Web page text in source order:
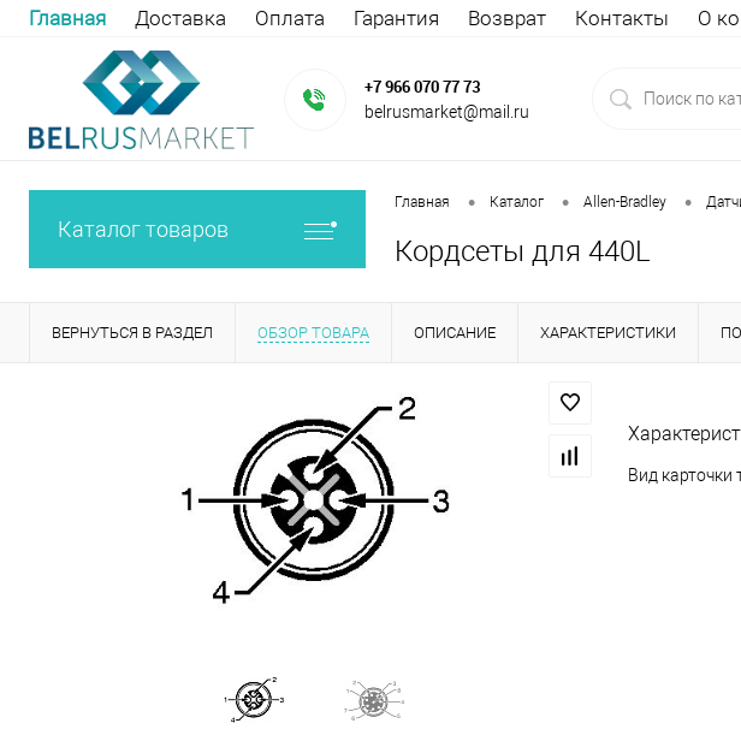
Главная Доставка Оплата Гарантия Возврат Контакты О
+7 966 070 77 73
belrusmarket@mail.ru
Каталог товаров
Главная • Каталог • Allen-Bradley •
Кордсеты для 440L
ВЕРНУТЬСЯ В РАЗДЕЛ ОБЗОР ТОВАРА ОПИСАНИЕ ХАРАКТЕРИСТИКИ
Вид карточки